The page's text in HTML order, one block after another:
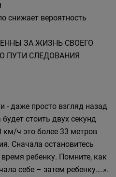
снижает вероятность
ЗА ЖИЗНЬ СВОЕГО
ПУТИ СЛЕДОВАНИЯ
- даже просто взгляд назад
стоить двух секунд
км/ч это более 33 метров
Сначала остановитесь
ребенку. Помните, как
себе – затем ребенку….».